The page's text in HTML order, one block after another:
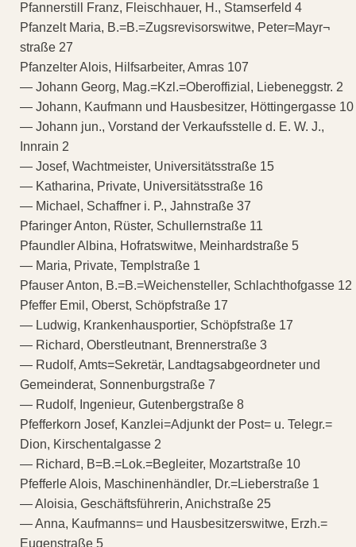
Pfannerstill Franz, Fleischhauer, H., Stamserfeld 4
Pfanzelt Maria, B.=B.=Zugsrevisorswitwe, Peter=Mayr¬
straße 27
Pfanzelter Alois, Hilfsarbeiter, Amras 107
— Johann Georg, Mag.=Kzl.=Oberoffizial, Liebeneggstr. 2
— Johann, Kaufmann und Hausbesitzer, Höttingergasse 10
— Johann jun., Vorstand der Verkaufsstelle d. E. W. J.,
Innrain 2
— Josef, Wachtmeister, Universitätsstraße 15
— Katharina, Private, Universitätsstraße 16
— Michael, Schaffner i. P., Jahnstraße 37
Pfaringer Anton, Rüster, Schullernstraße 11
Pfaundler Albina, Hofratswitwe, Meinhardstraße 5
— Maria, Private, Templstraße 1
Pfauser Anton, B.=B.=Weichensteller, Schlachthofgasse 12
Pfeffer Emil, Oberst, Schöpfstraße 17
— Ludwig, Krankenhausportier, Schöpfstraße 17
— Richard, Oberstleutnant, Brennerstraße 3
— Rudolf, Amts=Sekretär, Landtagsabgeordneter und
Gemeinderat, Sonnenburgstraße 7
— Rudolf, Ingenieur, Gutenbergstraße 8
Pfefferkorn Josef, Kanzlei=Adjunkt der Post= u. Telegr.=
Dion, Kirschentalgasse 2
— Richard, B=B.=Lok.=Begleiter, Mozartstraße 10
Pfefferle Alois, Maschinenhändler, Dr.=Lieberstraße 1
— Aloisia, Geschäftsführerin, Anichstraße 25
— Anna, Kaufmanns= und Hausbesitzerswitwe, Erzh.=
Eugenstraße 5